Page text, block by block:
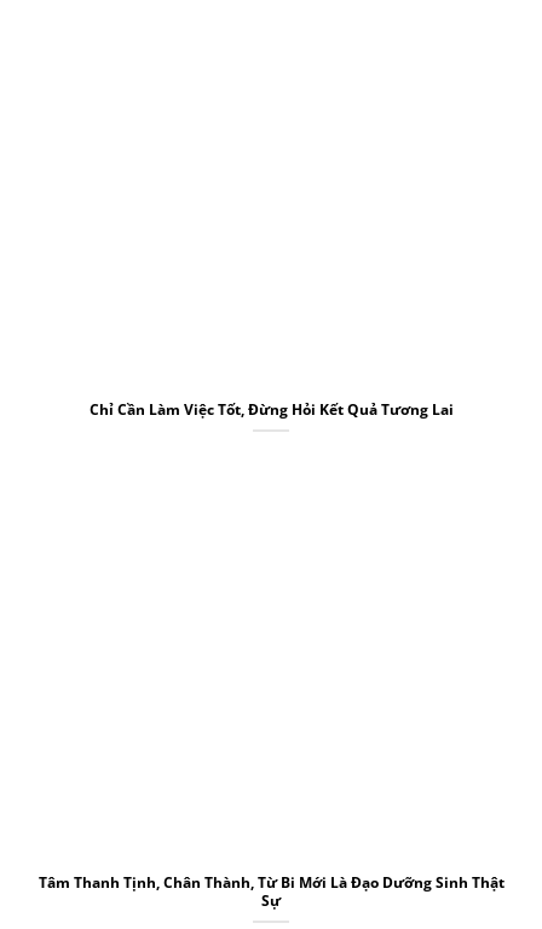
Chỉ Cần Làm Việc Tốt, Đừng Hỏi Kết Quả Tương Lai
Tâm Thanh Tịnh, Chân Thành, Từ Bi Mới Là Đạo Dưỡng Sinh Thật
Sự